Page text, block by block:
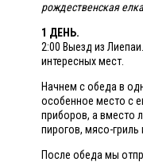
рождественская
1 ДЕНЬ.
2:00 Выезд из
интересных мест.
Начнем с обеда в
особенное место с
приборов, а вместо
пирогов, мясо-
После обеда мы